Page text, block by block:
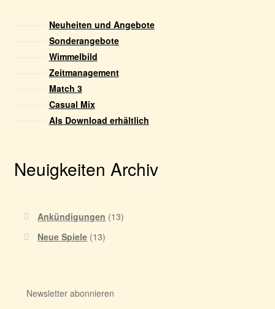
Neuheiten und Angebote
Sonderangebote
Wimmelbild
Zeitmanagement
Match 3
Casual Mix
Als Download erhältlich
Neuigkeiten Archiv
Ankündigungen (13)
Neue Spiele (13)
Newsletter abonnieren